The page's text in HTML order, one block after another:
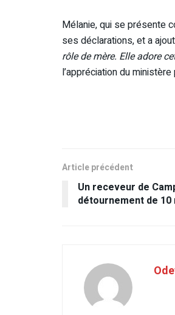
Mélanie, qui se présente
ses déclarations, et a
rôle de mère. Elle adore
l’appréciation du ministère
Article précédent
Un receveur de
détournement de 10